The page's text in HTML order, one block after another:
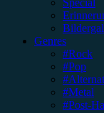
Special
Genres
#Rock
#Pop
#Metal
#Post-